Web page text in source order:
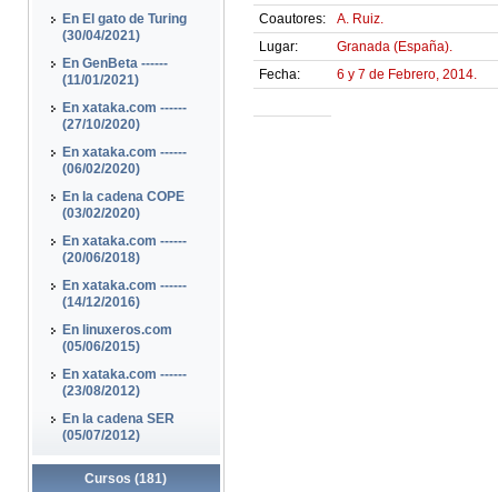
En El gato de Turing
(30/04/2021)
En GenBeta ------
(11/01/2021)
En xataka.com ------
(27/10/2020)
En xataka.com ------
(06/02/2020)
En la cadena COPE
(03/02/2020)
En xataka.com ------
(20/06/2018)
En xataka.com ------
(14/12/2016)
En linuxeros.com
(05/06/2015)
En xataka.com ------
(23/08/2012)
En la cadena SER
(05/07/2012)
Cursos (181)
Coautores:
A. Ruiz.
Lugar:
Granada (España).
Fecha:
6 y 7 de Febrero, 2014.